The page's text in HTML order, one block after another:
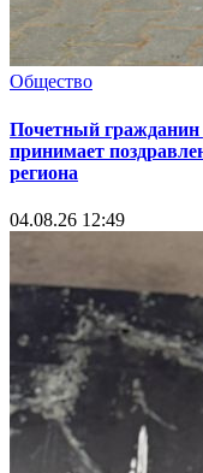
Общество
Почетный гражданин
принимает
региона
04.08.26 12:49